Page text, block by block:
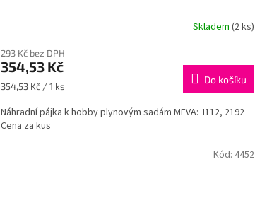
Skladem (2 ks)
293 Kč bez DPH
354,53 Kč
Měrná
354,53 Kč / 1 ks
Do košíku
Náhradní pájka k hobby plynovým sadám MEVA: I112, 2192
Cena za kus
Kód: 4452